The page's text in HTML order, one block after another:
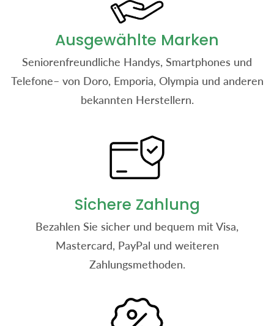
Ausgewählte Marken
Seniorenfreundliche Handys, Smartphones und
Telefone– von Doro, Emporia, Olympia und anderen
bekannten Herstellern.
Sichere Zahlung
Bezahlen Sie sicher und bequem mit Visa,
Mastercard, PayPal und weiteren
Zahlungsmethoden.